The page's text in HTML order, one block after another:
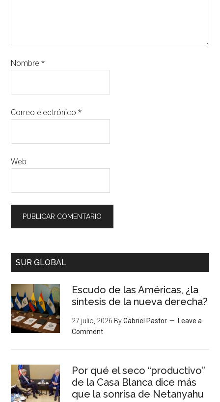
Nombre*
Correo electrónico*
Web
SUR GLOBAL
Escudo de las Américas, ¿la
síntesis de la nueva derecha?
27 julio, 2026 ByGabriel Pastor
Leave a
Comment
Por qué el seco “productivo”
de la Casa Blanca dice más
que la sonrisa de Netanyahu